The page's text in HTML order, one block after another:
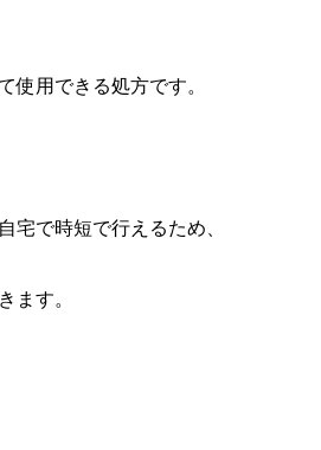
使用できる処方です。
宅で時短で行えるため、
ます。